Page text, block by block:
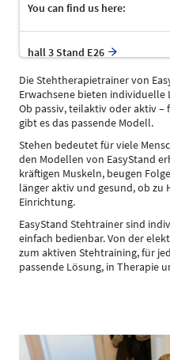
You can find us here:
hall 3 Stand E26
Die Stehtherapietrainer von
Erwachsene bieten
Ob passiv, teilaktiv oder aktiv
gibt es das passende Modell.
Stehen bedeutet für viele
den Modellen von EasyStand
kräftigen Muskeln, beugen
länger aktiv und gesund, ob zu
Einrichtung.
EasyStand Stehtrainer sind
einfach bedienbar. Von der
zum aktiven Stehtraining, für
passende Lösung, in Therapie